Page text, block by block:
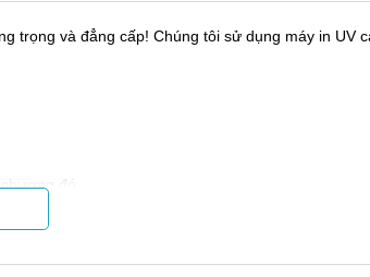
trọng và đẳng cấp! Chúng tôi sử dụng máy in UV
đó
hình ô van, chữ nhật..